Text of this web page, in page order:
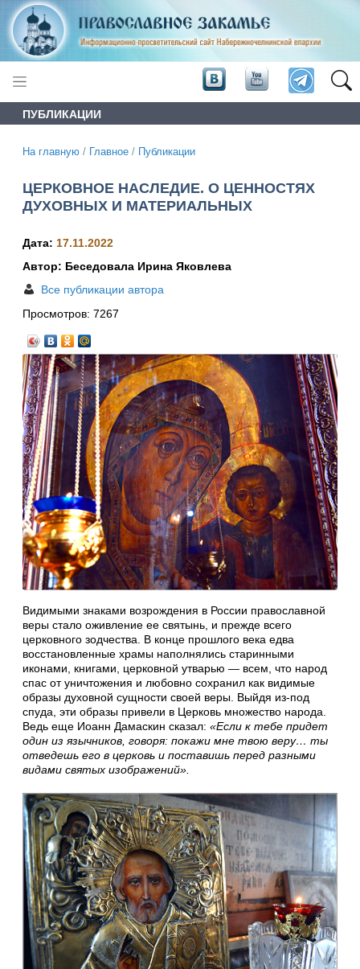
ПУБЛИКАЦИИ
На главную / Главное / Публикации
ЦЕРКОВНОЕ НАСЛЕДИЕ. О ЦЕННОСТЯХ
ДУХОВНЫХ И МАТЕРИАЛЬНЫХ
Дата: 17.11.2022
Автор: Беседовала Ирина Яковлева
Все публикации автора
Просмотров: 7267
Видимыми знаками возрождения в России православной
веры стало оживление ее святынь, и прежде всего
церковного зодчества. В конце прошлого века едва
восстановленные храмы наполнялись старинными
иконами, книгами, церковной утварью — всем, что народ
спас от уничтожения и любовно сохранил как видимые
образы духовной сущности своей веры. Выйдя из-под
спуда, эти образы привели в Церковь множество народа.
Ведь еще Иоанн Дамаскин сказал: «Если к тебе придет
один из язычников, говоря: покажи мне твою веру… ты
отведешь его в церковь и поставишь перед разными
видами святых изображений».